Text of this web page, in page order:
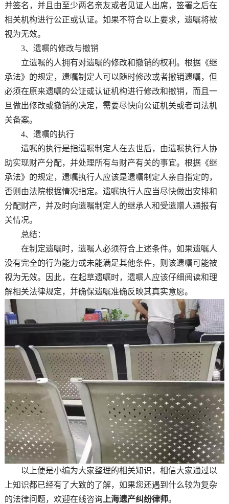
并签名，并且由至少两名亲友或者见证人出席，签署之后在
相关机构进行公正或认证。如果不符合以上要求，遗嘱将被
视为无效。
3、遗嘱的修改与撤销
立遗嘱的人拥有对遗嘱的修改和撤销的权利。根据《继
承法》的规定，遗嘱制定人可以随时修改或者撤销遗嘱，但
必须在原来遗嘱的公证或认证机构进行修改和撤销，而且一
旦做出修改或撤销的决定，需要尽快向公证机关或者司法机
关备案。
4、遗嘱的执行
遗嘱的执行是指遗嘱制定人在去世后，由遗嘱执行人协
助实现财产分配，并处理所有与财产有关的事宜。根据《继
承法》的规定，遗嘱执行人应该是遗嘱制定人亲自指定的，
否则由法院根据情况指定。遗嘱执行人应当尽快做出安排和
分配财产，并及时向遗嘱制定人的继承人和受遗赠人通报有
关情况。
总结：
在制定遗嘱时，遗嘱人必须符合上述条件。如果遗嘱人
没有完全的行为能力或未能满足其他条件，则该遗嘱可能被
视为无效。因此，在起草遗嘱时，遗嘱人应该仔细阅读和理
解相关法律规定，并确保遗嘱准确反映其真实意愿。
以上便是小编为大家整理的相关知识，相信大家通过以
上知识都已经有了大致的了解，如果您还遇到什么较为复杂
的法律问题，欢迎在线咨询 上海遗产纠纷律师。